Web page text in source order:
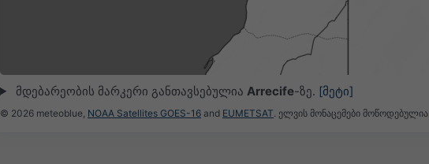
მდებარეობის მარკერი განთავსებულია Arrecife-ზე. [მეტი]
© 2026 meteoblue, NOAA Satellites GOES-16 and EUMETSAT. ელვის მონაცემები მოწოდებულია